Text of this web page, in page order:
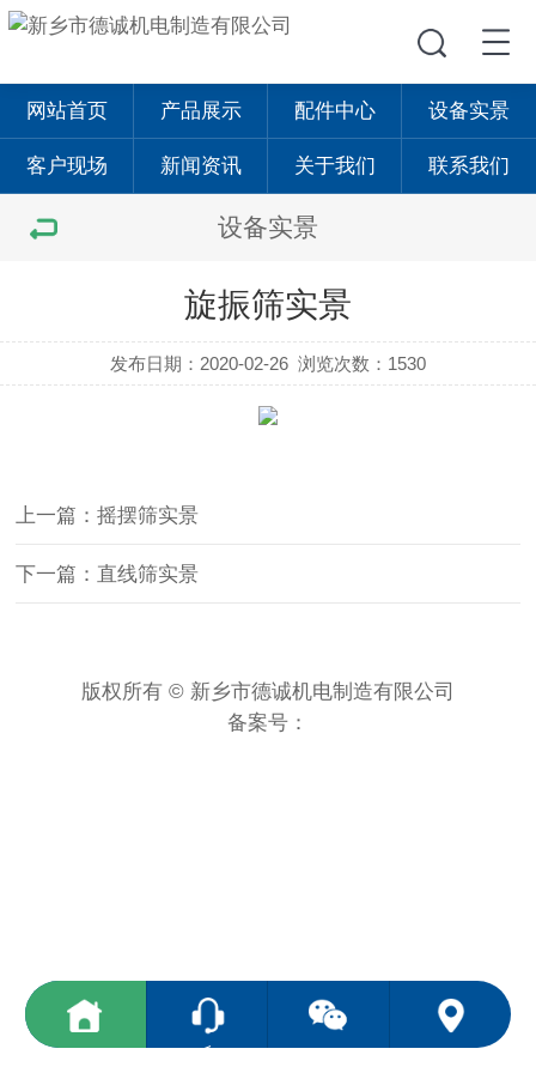
网站首页 产品展示 配件中心 设备实景
客户现场 新闻资讯 关于我们 联系我们
设备实景
旋振筛实景
发布日期：2020-02-26 浏览次数：1530
上一篇：摇摆筛实景
下一篇：直线筛实景
版权所有 © 新乡市德诚机电制造有限公司
备案号：
<